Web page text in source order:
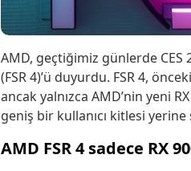
AMD, geçtiğimiz günlerde CES
(FSR 4)’ü duyurdu. FSR 4,
ancak yalnızca AMD’nin yeni
geniş bir kullanıcı kitlesi yerine
AMD FSR 4 sadece RX